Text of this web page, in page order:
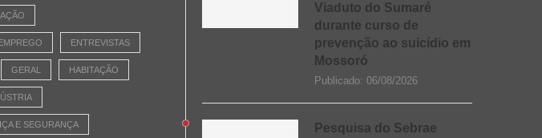
ENTREVISTAS
GERAL HABITAÇÃO
E SEGURANÇA
Viaduto do Sumaré
durante curso de
prevenção ao suicídio em
Mossoró
Publicado: 06/08/2026
Pesquisa do Sebrae